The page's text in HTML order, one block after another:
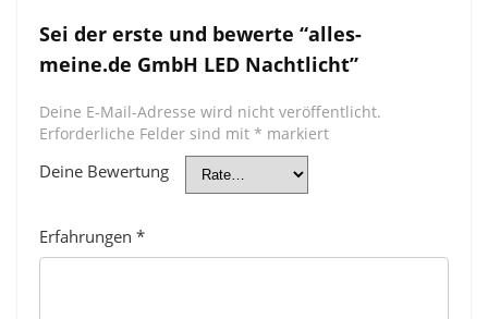
Sei der erste und bewerte “alles-
meine.de GmbH LED Nachtlicht”
Deine E-Mail-Adresse wird nicht veröffentlicht.
Erforderliche Felder sind mit * markiert
Deine Bewertung
Erfahrungen *